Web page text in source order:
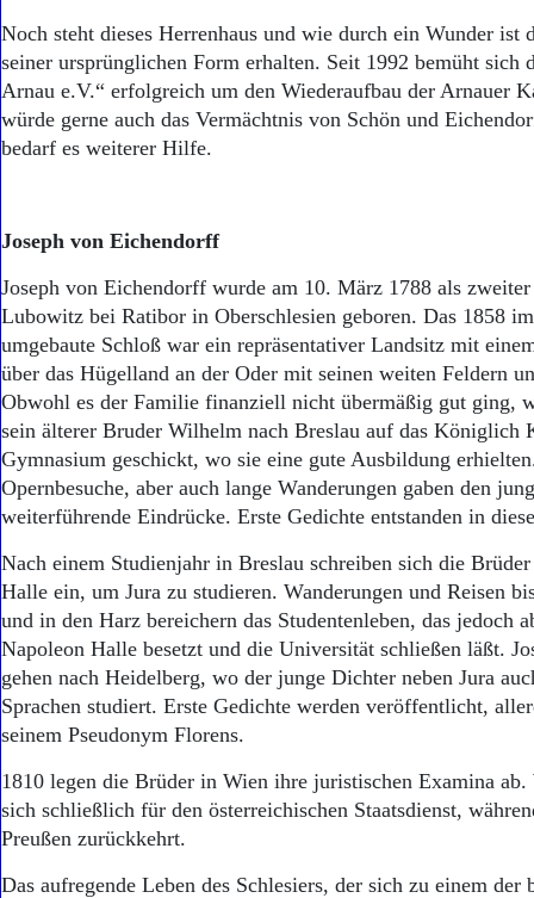
Noch steht dieses Herrenhaus und wie durch ein Wunder ist
seiner ursprünglichen Form erhalten. Seit 1992 bemüht sich
Arnau e.V.“ erfolgreich um den Wiederaufbau der Arnauer
würde gerne auch das Vermächtnis von Schön und
bedarf es weiterer Hilfe.
Joseph von Eichendorff
Joseph von Eichendorff wurde am 10. März 1788 als
Lubowitz bei Ratibor in Oberschlesien geboren. Das 1858
umgebaute Schloß war ein repräsentativer Landsitz mit
über das Hügelland an der Oder mit seinen weiten Feldern
Obwohl es der Familie finanziell nicht übermäßig gut ging,
sein älterer Bruder Wilhelm nach Breslau auf das Königlich
Gymnasium geschickt, wo sie eine gute Ausbildung
Opernbesuche, aber auch lange Wanderungen gaben den
weiterführende Eindrücke. Erste Gedichte entstanden in
Nach einem Studienjahr in Breslau schreiben sich die
Halle ein, um Jura zu studieren. Wanderungen und Reisen
und in den Harz bereichern das Studentenleben, das jedoch
Napoleon Halle besetzt und die Universität schließen läßt.
gehen nach Heidelberg, wo der junge Dichter neben Jura
Sprachen studiert. Erste Gedichte werden veröffentlicht,
seinem Pseudonym Florens.
1810 legen die Brüder in Wien ihre juristischen Examina
sich schließlich für den österreichischen Staatsdienst,
Preußen zurückkehrt.
Das aufregende Leben des Schlesiers, der sich zu einem der